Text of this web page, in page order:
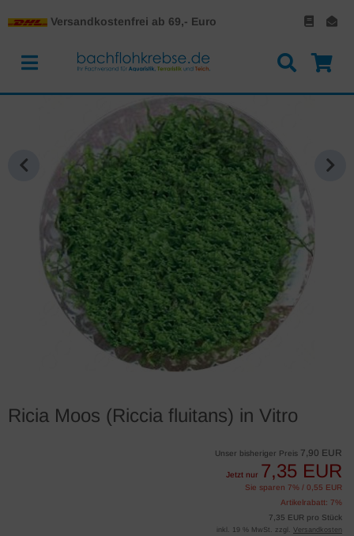
Versandkostenfrei ab 69,- Euro
Ricia Moos (Riccia fluitans) in Vitro
Unser bisheriger Preis 7,90 EUR
Jetzt nur 7,35 EUR
Sie sparen 7% / 0,55 EUR
Artikelrabatt: 7%
7,35 EUR pro Stück
inkl. 19 % MwSt. zzgl. Versandkosten